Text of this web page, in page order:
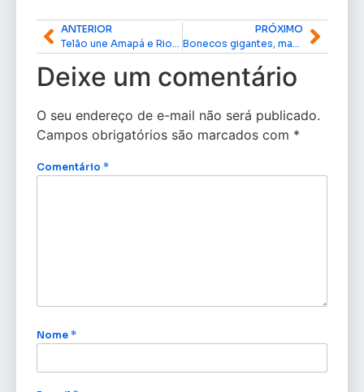
ANTERIOR
Telão une Amapá e Rio em noite histórica com desfile da Mangueira
PRÓXIMO
Bonecos gigantes, maria-fumaça e multidão: A Banda toma as ruas de Macapá e reforça tradição
Deixe um comentário
O seu endereço de e-mail não será publicado.
Campos obrigatórios são marcados com *
Comentário *
Nome *